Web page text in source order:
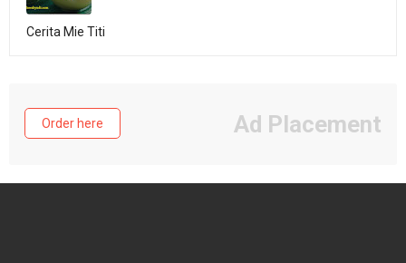
Cerita Mie Titi
Order here Ad Placement